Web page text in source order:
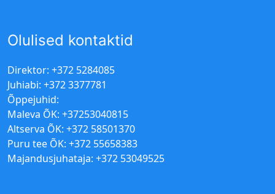
Olulised kontaktid
Direktor: +372 5284085
Juhiabi: +372 3377781
Õppejuhid:
Maleva ÕK: +37253040815
Altserva ÕK: +372 58501370
Puru tee ÕK: +372 55658383
Majandusjuhataja: +372 53049525